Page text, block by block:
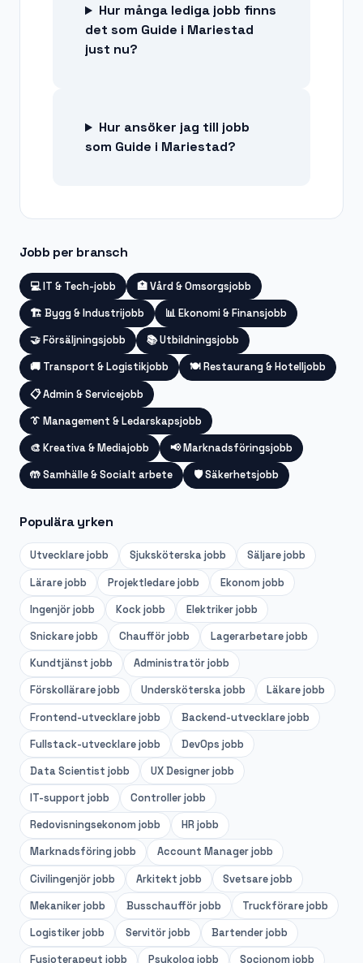
Hur många lediga jobb finns
det som Guide i Mariestad
just nu?
Hur ansöker jag till jobb
som Guide i Mariestad?
Jobb per bransch
💻IT & Tech-jobb 🏥Vård & Omsorgsjobb
🏗️ Bygg & Industrijobb 📊Ekonomi & Finansjobb
🤝Försäljningsjobb 📚Utbildningsjobb
🚚 Transport & Logistikjobb 🍽️Restaurang & Hotelljobb
📋Admin & Servicejobb
👔 Management & Ledarskapsjobb
🎨 Kreativa & Mediajobb 📢Marknadsföringsjobb
🤲Samhälle & Socialt arbete 🛡️Säkerhetsjobb
Populära yrken
Utvecklarejobb Sjuksköterskajobb Säljarejobb
Lärarejobb Projektledarejobb Ekonom jobb
Ingenjörjobb Kockjobb Elektrikerjobb
Snickarejobb Chaufförjobb Lagerarbetarejobb
Kundtjänst jobb Administratörjobb
Förskollärarejobb Undersköterskajobb Läkarejobb
Frontend-utvecklarejobb Backend-utvecklarejobb
Fullstack-utvecklarejobb DevOps jobb
Data Scientist jobb UX Designerjobb
IT-support jobb Controllerjobb
Redovisningsekonom jobb HR jobb
Marknadsföring jobb Account Managerjobb
Civilingenjörjobb Arkitekt jobb Svetsarejobb
Mekanikerjobb Busschaufförjobb Truckförarejobb
Logistikerjobb Servitörjobb Bartenderjobb
Fysioterapeut jobb Psykolog jobb Socionom jobb